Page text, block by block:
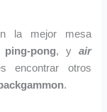
la mejor mesa
ping-pong, y air
encontrar otros
backgammon.